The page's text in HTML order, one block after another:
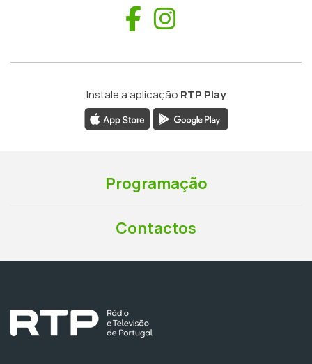
Facebook
Instale a aplicação RTP Play
Programação
Contactos